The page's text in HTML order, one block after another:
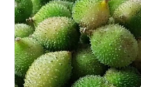
LIVE
తాజా
వార్తలు